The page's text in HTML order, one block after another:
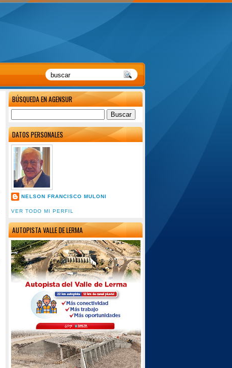
BÚSQUEDA EN AGENSUR
DATOS PERSONALES
NELSON FRANCISCO MULONI
VER TODO MI PERFIL
AUTOPISTA VALLE DE LERMA